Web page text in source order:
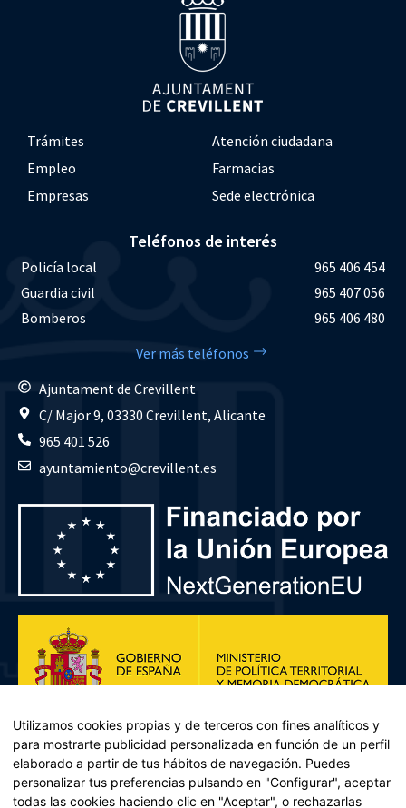
Trámites
Atención ciudadana
Empleo
Farmacias
Empresas
Sede electrónica
Teléfonos de interés
Policía local
965 406 454
Guardia civil
965 407 056
Bomberos
965 406 480
Ver más teléfonos
Ajuntament de Crevillent
C/ Major 9, 03330 Crevillent, Alicante
965 401 526
ayuntamiento@crevillent.es
Utilizamos cookies propias y de terceros con fines analíticos y
para mostrarte publicidad personalizada en función de un perfil
elaborado a partir de tus hábitos de navegación. Puedes
personalizar tus preferencias pulsando en "Configurar", aceptar
todas las cookies haciendo clic en "Aceptar", o rechazarlas